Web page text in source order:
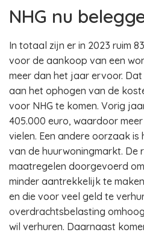
NHG nu
In totaal zijn er in 2023 ruim
voor de aankoop van een
meer dan het jaar ervoor.
aan het ophogen van de
voor NHG te komen. Vorig
405.000 euro, waardoor
vielen. Een andere oorzaak
van de huurwoningmarkt. De
maatregelen doorgevoerd
minder aantrekkelijk te
en die voor veel geld te
overdrachtsbelasting
wil verhuren. Daarnaast